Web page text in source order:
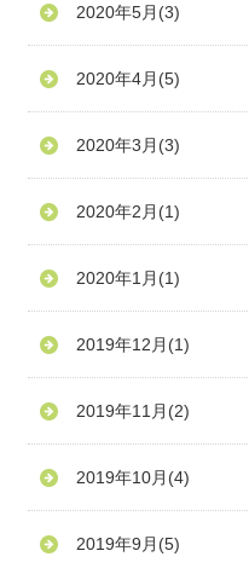
2020年5月 (3)
2020年4月 (5)
2020年3月 (3)
2020年2月 (1)
2020年1月 (1)
2019年12月 (1)
2019年11月 (2)
2019年10月 (4)
2019年9月 (5)